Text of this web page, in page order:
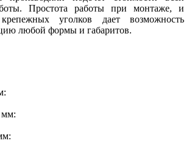
Простота работы при монтаже, и
крепежных уголков дает возможность
любой формы и габаритов.